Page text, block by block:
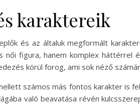
karaktereik
és az általuk megformált
női figura, hanem komplex háttérrel
körül forog, ami sok néző
számos más fontos karakter is
való beavatása révén